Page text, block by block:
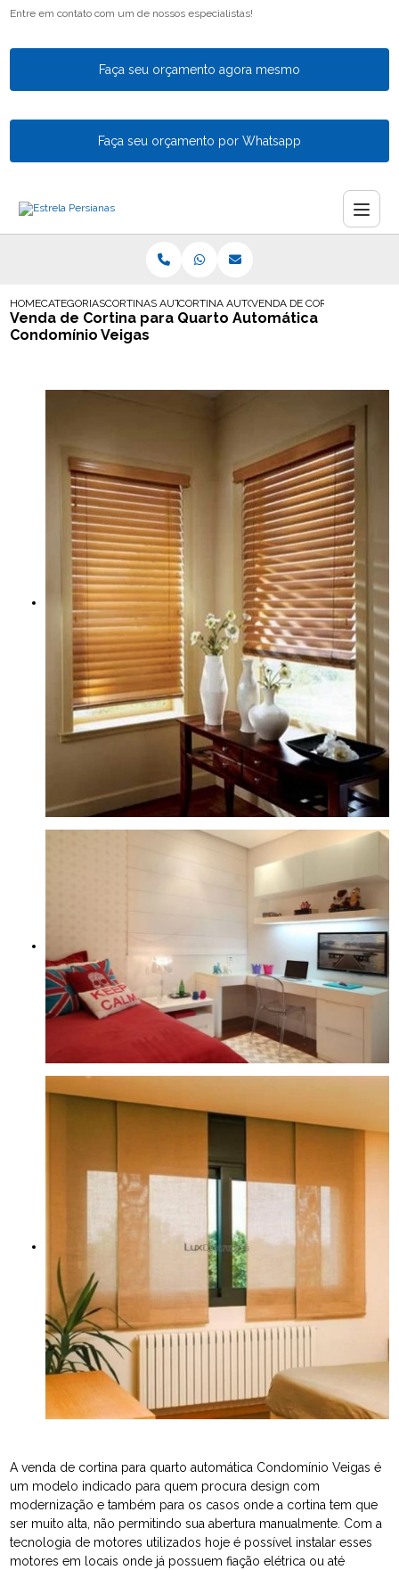
Entre em contato com um de nossos especialistas!
Faça seu orçamento agora mesmo
Faça seu orçamento por Whatsapp
HOMECATEGORIASCORTINAS AUTOMATICASCORTINA AUTOMATIZADAVENDA DE CORTINA PARA
Venda de Cortina para Quarto Automática
Condomínio Veigas
A venda de cortina para quarto automática Condomínio Veigas é
um modelo indicado para quem procura design com
modernização e também para os casos onde a cortina tem que
ser muito alta, não permitindo sua abertura manualmente. Com a
tecnologia de motores utilizados hoje é possível instalar esses
motores em locais onde já possuem fiação elétrica ou até